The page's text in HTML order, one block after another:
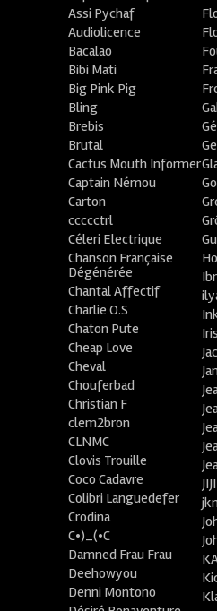
Assi Pychaf
Audiolicence
Bacalao
Bibi Mati
Big Pink Pig
Bling
Brebis
Brutal
Cactus Mouth Informer
Captain Némou
Carton
ccccctrl
Céleri Electrique
Chanson Française
Dégénérée
Chantal Affectif
Charlie O.S
Chaton Pute
Cheap Love
Cheval
Chouferbad
Christian F
clem2bron
CLNMC
Clovis Trouille
Coco Cadavre
Colibri Languedefer
Crodina
C•)_(•C
Damned Frau Frau
Deehowyou
Denni Montono
Iris
JIJI